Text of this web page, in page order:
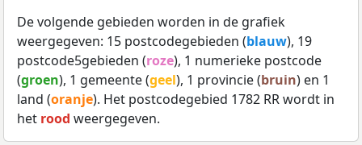
De volgende gebieden worden in de grafiek
weergegeven: 15 postcodegebieden (blauw), 19
postcode5gebieden (roze), 1 numerieke postcode
(groen), 1 gemeente (geel), 1 provincie (bruin) en 1
land (oranje). Het postcodegebied 1782 RR wordt in
het rood weergegeven.